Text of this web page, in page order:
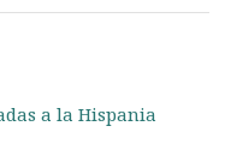
a la Hispania